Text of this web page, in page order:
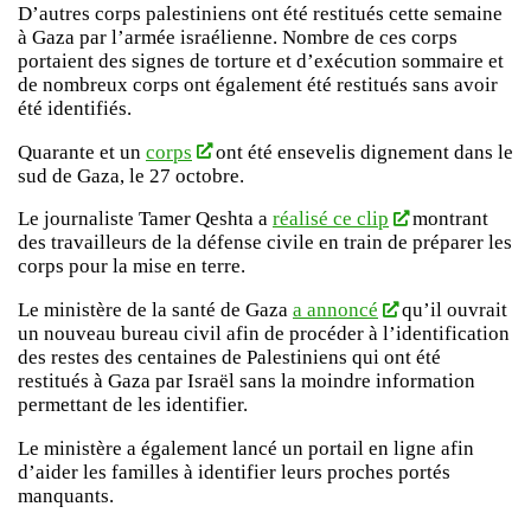
D’autres corps palestiniens ont été restitués cette semaine
à Gaza par l’armée israélienne. Nombre de ces corps
portaient des signes de torture et d’exécution sommaire et
de nombreux corps ont également été restitués sans avoir
été identifiés.
Quarante et un corps
ont été ensevelis dignement dans le
sud de Gaza, le 27 octobre.
Le journaliste Tamer Qeshta a réalisé ce clip
montrant
des travailleurs de la défense civile en train de préparer les
corps pour la mise en terre.
Le ministère de la santé de Gaza a annoncé
qu’il ouvrait
un nouveau bureau civil afin de procéder à l’identification
des restes des centaines de Palestiniens qui ont été
restitués à Gaza par Israël sans la moindre information
permettant de les identifier.
Le ministère a également lancé un portail en ligne afin
d’aider les familles à identifier leurs proches portés
manquants.